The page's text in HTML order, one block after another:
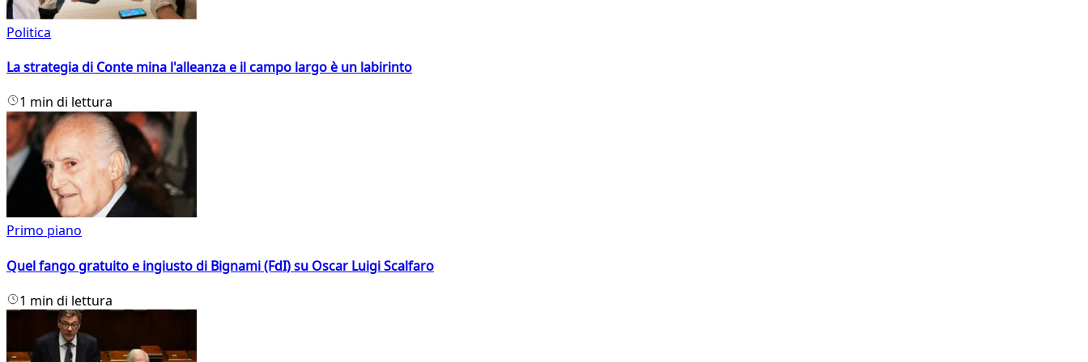
Politica
La strategia di Conte mina l'alleanza e il campo largo è un labirinto
1 min di lettura
Primo piano
Quel fango gratuito e ingiusto di Bignami (FdI) su Oscar Luigi Scalfaro
1 min di lettura